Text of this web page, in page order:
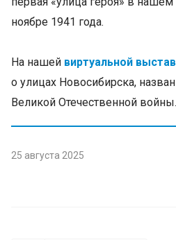
ноябре 1941 года.
На нашей виртуальной
о улицах Новосибирска,
Великой Отечественной войны.
25 августа 2025